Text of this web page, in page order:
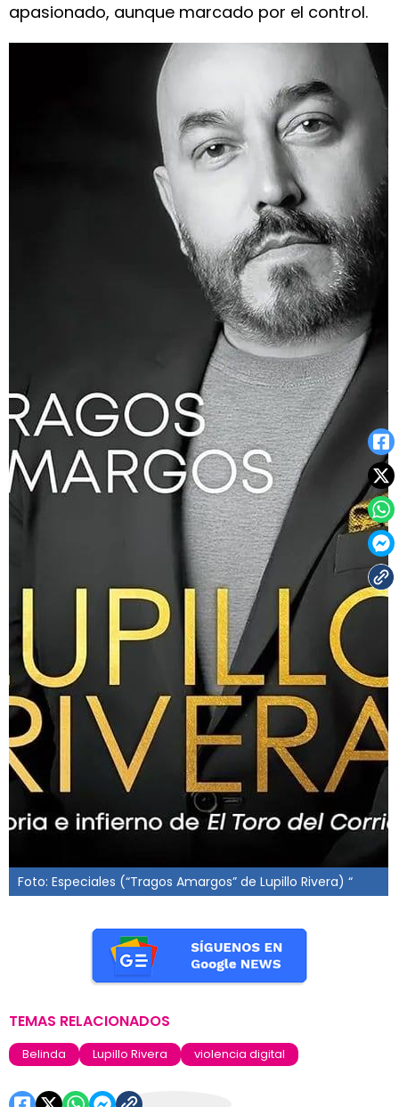
apasionado, aunque marcado por el control.
Foto: Especiales (“Tragos Amargos” de Lupillo Rivera) “
TEMAS RELACIONADOS
Belinda Lupillo Rivera violencia digital